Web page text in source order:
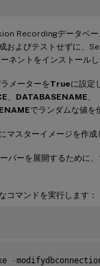
Recordingデータベ
およびテストせずに、
ントをインストールし
メーターをTrueに設定
DATABASENAME
でランダムな値を
マスターイメージを作成
バーを展開するために
コマンドを実行します：
-